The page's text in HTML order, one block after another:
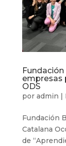
empresas
ODS
por admin |
Fundación
Catalana
de